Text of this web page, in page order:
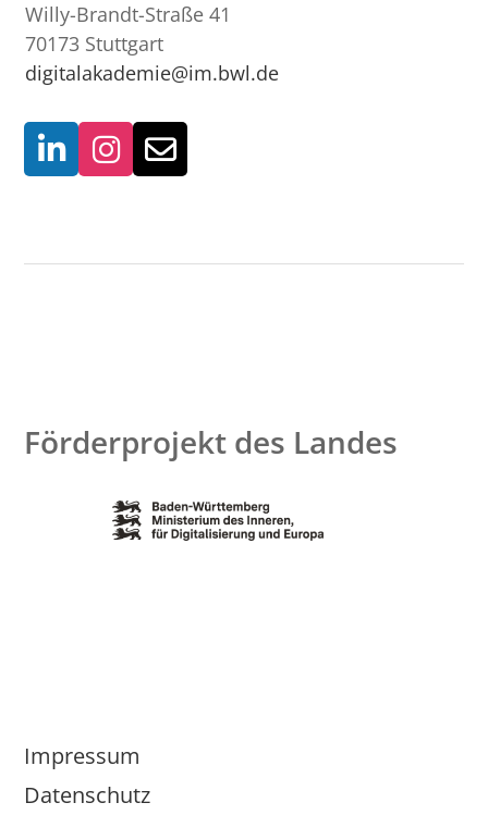
Willy-Brandt-Straße 41
70173 Stuttgart
digitalakademie@im.bwl.de
Förderprojekt des Landes
Impressum
Datenschutz